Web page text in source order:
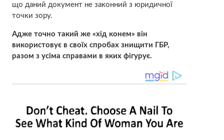
що даний документ не законний з юридичної
точки зору.
Адже точно такий же «хід конем» він
використовує в своїх спробах знищити ГБР,
разом з усіма справами в яких фігурує.